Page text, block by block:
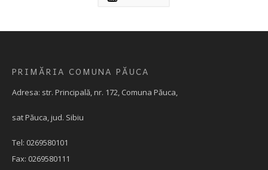
PRIMĂRIA COMUNA PĂUCA
Adresa: str. Principală, nr. 172, Comuna Păuca,
sat Păuca, jud. Sibiu
Tel: 0269580101
Fax: 0269580111